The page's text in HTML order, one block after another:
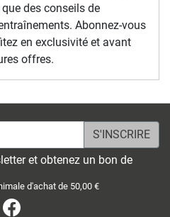
des conseils de
Abonnez-vous
en exclusivité et avant
offres.
et obtenez un bon de
d'achat de 50,00 €